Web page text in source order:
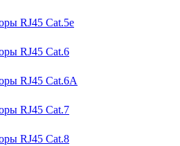
RJ45 Cat.5e
RJ45 Cat.6
RJ45 Cat.6A
RJ45 Cat.7
RJ45 Cat.8